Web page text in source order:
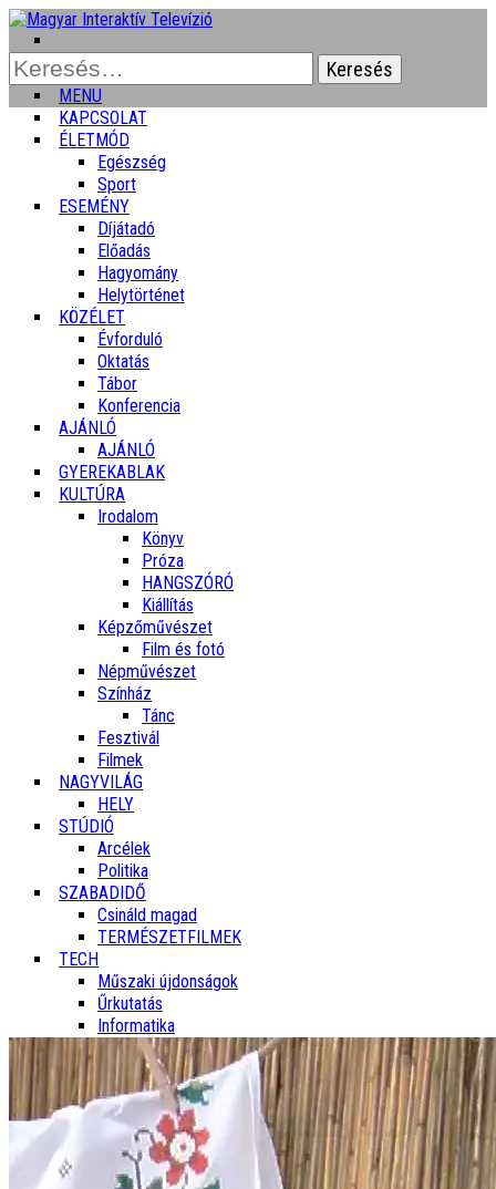
Keresés:
MENU
KAPCSOLAT
ÉLETMÓD
Egészség
Sport
ESEMÉNY
Díjátadó
Előadás
Hagyomány
Helytörténet
KÖZÉLET
Évforduló
Oktatás
Tábor
Konferencia
AJÁNLÓ
AJÁNLÓ
GYEREKABLAK
KULTÚRA
Irodalom
Könyv
Próza
HANGSZÓRÓ
Kiállítás
Képzőművészet
Film és fotó
Népművészet
Színház
Tánc
Fesztivál
Filmek
NAGYVILÁG
HELY
STÚDIÓ
Arcélek
Politika
SZABADIDŐ
Csináld magad
TERMÉSZETFILMEK
TECH
Műszaki újdonságok
Űrkutatás
Informatika